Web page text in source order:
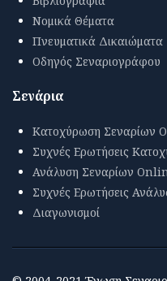
Νομικά Θέματα
Πνευματικά Δικαιώματα
Οδηγός Σεναριογράφου
Σενάρια
Κατοχύρωση Σεναρίων
Συχνές Ερωτήσεις
Ανάλυση Σεναρίων
Συχνές Ερωτήσεις
Διαγωνισμοί